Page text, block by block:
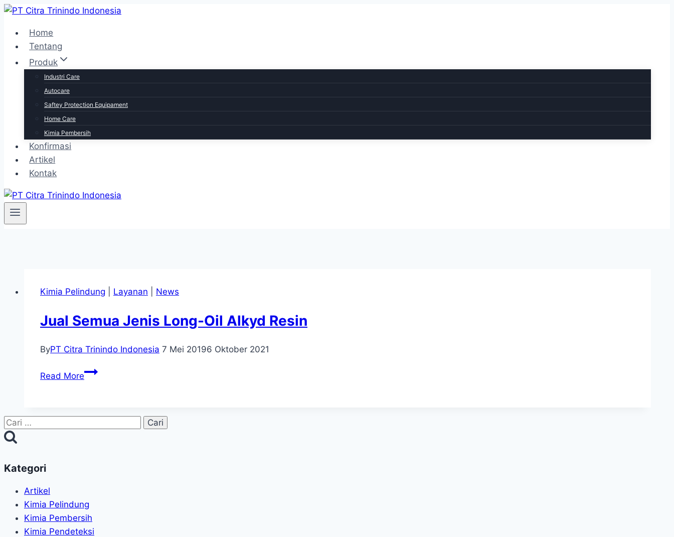
Skip
contentHome
Tentang
Produk
Industri Care
Autocare
Saftey Protection Equipament
Home Care
Kimia Pembersih
Konfirmasi
Artikel
Kontak
Kimia Pelindung Layanan News
Jual Semua Jenis Long-Oil Alkyd Resin
ByPT Citra Trinindo Indonesia 7 Mei 20196 Oktober 2021
Read MoreJual
Cari
untuk:
Kategori
Artikel
Kimia Pelindung
Kimia Pembersih
Kimia Pendeteksi